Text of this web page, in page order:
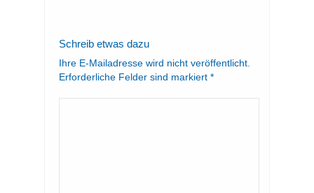
Schreib etwas dazu
Ihre E-Mailadresse wird nicht veröffentlicht.
Erforderliche Felder sind markiert *